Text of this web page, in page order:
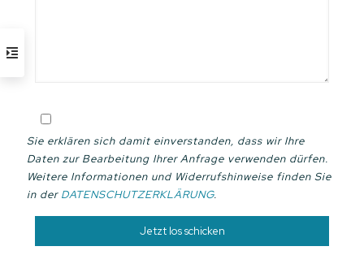
Sie erklären sich damit einverstanden, dass wir Ihre
Daten zur Bearbeitung Ihrer Anfrage verwenden dürfen.
Weitere Informationen und Widerrufshinweise finden Sie
in der DATENSCHUTZERKLÄRUNG.